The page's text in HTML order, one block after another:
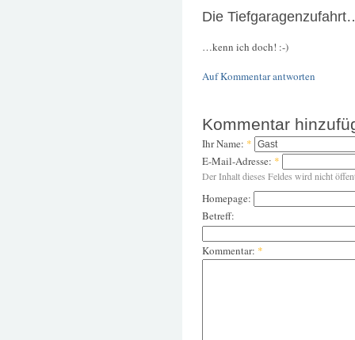
Die
…kenn ich doch! :-)
Auf Kommentar antworten
Kommentar
Ihr Name: *
E-Mail-Adresse: *
Der Inhalt dieses Feldes wird nicht
Homepage:
Betreff:
Kommentar: *